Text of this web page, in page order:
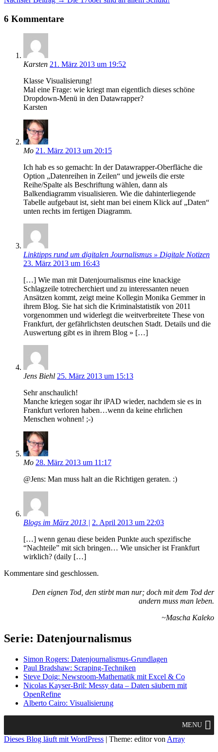
Navigation
6 Kommentare
Karsten 21. März 2013 um 19:52
Klasse Visualisierung!
Mal eine Frage: wie kriegt man eigentlich dieses schöne
Dropdown-Menü in den Datawrapper?
Karsten
Mo 21. März 2013 um 20:15
Ich hab es so gemacht: In der Datawrapper-Oberfläche die
Option „Datenreihen in Zeilen“ und jeweils die erste
Reihe/Spalte als Beschriftung wählen, dann als
Balkendiagramm visualisieren. Wie die dahinterliegende
Tabelle aufgebaut ist, sieht man bei einem Klick auf „Daten“
unten rechts im fertigen Diagramm.
Linktipps rund um digitalen Journalismus » Digitale Notizen
23. März 2013 um 16:43
[…] Wie man mit Datenjournalismus eine knackige
Schlagzeile totrecherchiert und zu interessanten neuen
Ansätzen kommt, zeigt meine Kollegin Monika Gemmer in
ihrem Blog. Sie hat sich die Kriminalstatistik von 2011
vorgenommen und widerlegt die weitverbreitete These von
Frankfurt, der gefährlichsten deutschen Stadt. Details und die
Auswertung gibt es in ihrem Blog » […]
Jens Biehl 25. März 2013 um 15:13
Sehr anschaulich!
Manche kriegen sogar ihr iPAD wieder, nachdem sie es in
Frankfurt verloren haben…wenn da keine ehrlichen
Menschen wohnen! ;-)
Mo 28. März 2013 um 11:17
@Jens: Man muss halt an die Richtigen geraten. :)
Blogs im März 2013 | 2. April 2013 um 22:03
[…] wenn genau diese beiden Punkte auch spezifische
“Nachteile” mit sich bringen… Wie unsicher ist Frankfurt
wirklich? (daily […]
Kommentare sind geschlossen.
Den eignen Tod, den stirbt man nur; doch mit dem Tod der
andern muss man leben.
~Mascha Kaleko
Serie: Datenjournalismus
Simon Rogers: Datenjournalismus-Grundlagen
Paul Bradshaw: Scraping-Techniken
Steve Doig: Newsroom-Mathematik mit Excel & Co
Nicolas Kayser-Bril: Messy data – Daten säubern mit
OpenRefine
Alberto Cairo: Visualisierung
MENU
Dieses Blog läuft mit WordPress | Theme: editor von Array